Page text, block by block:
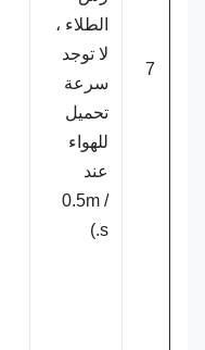
الطلاء ،
لا توجد
سرعة
تحميل
للهواء
0.5m /